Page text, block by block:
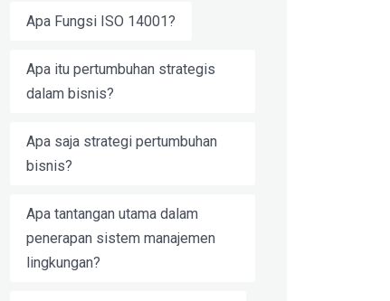
Apa Fungsi ISO 14001?
Apa itu pertumbuhan strategis
dalam bisnis?
Apa saja strategi pertumbuhan
bisnis?
Apa tantangan utama dalam
penerapan sistem manajemen
lingkungan?